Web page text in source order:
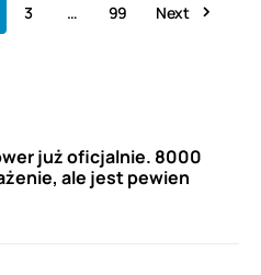
3 … 99 Next
już oficjalnie. 8000
ale jest pewien